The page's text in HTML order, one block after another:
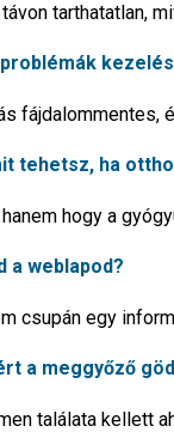
tarthatatlan,
tehetsz, ha
hogy a
a weblapod?
csupán egy
a meggyőző
találata kellett